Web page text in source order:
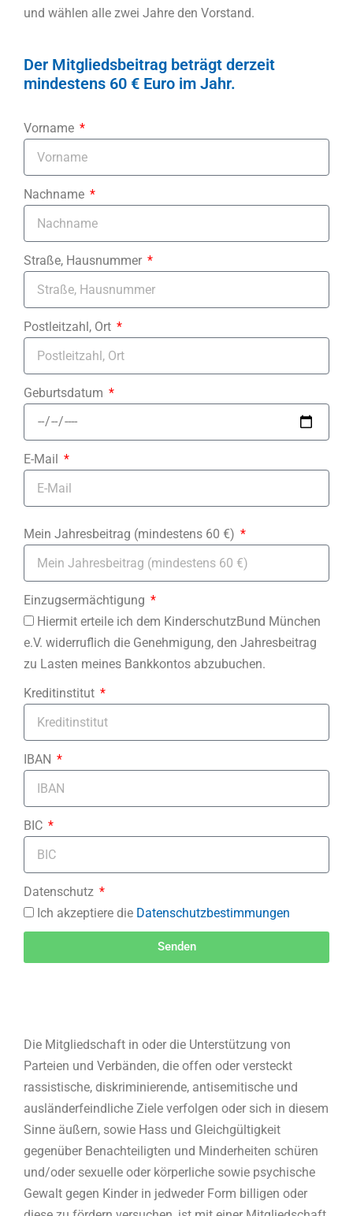
und wählen alle zwei Jahre den Vorstand.
Der Mitgliedsbeitrag beträgt derzeit
mindestens 60 € Euro im Jahr.
Vorname
Nachname
Straße, Hausnummer
Postleitzahl, Ort
Geburtsdatum
E-Mail
Mein Jahresbeitrag (mindestens 60 €)
Einzugsermächtigung
Hiermit erteile ich dem KinderschutzBund München
e.V. widerruflich die Genehmigung, den Jahresbeitrag
zu Lasten meines Bankkontos abzubuchen.
Kreditinstitut
IBAN
BIC
Datenschutz
Ich akzeptiere die Datenschutzbestimmungen
Senden
e
r
t
e
Die Mitgliedschaft in oder die Unterstützung von
Parteien und Verbänden, die offen oder versteckt
rassistische, diskriminierende, antisemitische und
ausländerfeindliche Ziele verfolgen oder sich in diesem
Sinne äußern, sowie Hass und Gleichgültigkeit
gegenüber Benachteiligten und Minderheiten schüren
und/oder sexuelle oder körperliche sowie psychische
Gewalt gegen Kinder in jedweder Form billigen oder